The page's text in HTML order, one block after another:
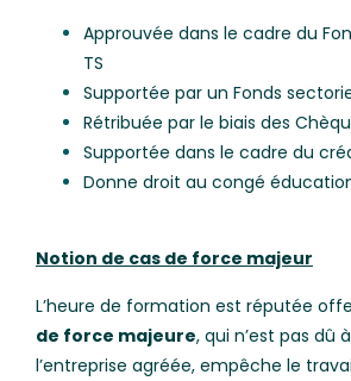
Approuvée dans le cadre du
TS
Supportée par un Fonds
Rétribuée par le biais des
Supportée dans le cadre du
Donne droit au congé
Notion de cas de force majeur
L’heure de formation est réputée
de force majeure, qui n’est pas dû
l’entreprise agréée, empêche le